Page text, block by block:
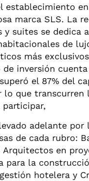
establecimiento
marca SLS. La
y suites se dedica
de
más
de inversión
el 87% del
lo que transcurren
participar,
adelante por
de cada rubro:
Arquitectos en
para la
hotelera y